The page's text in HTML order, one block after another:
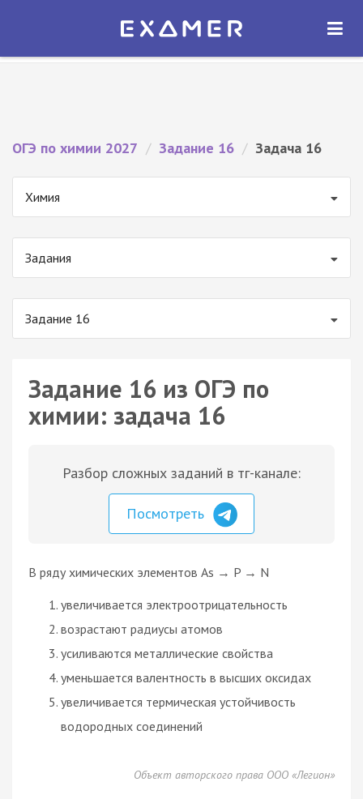
Экзамер — ЕГЭ 2027
ОТКРЫТЬ
ОГЭ по химии 2027 / Задание 16 / Задача 16
Химия
Задания
Задание 16
Задание 16 из ОГЭ по
химии: задача 16
Разбор сложных заданий в тг-канале:
Посмотреть
В ряду химических элементов As → P → N
увеличивается электроотрицательность
возрастают радиусы атомов
усиливаются металлические свойства
уменьшается валентность в высших оксидах
увеличивается термическая устойчивость
водородных соединений
Объект авторского права ООО «Легион»